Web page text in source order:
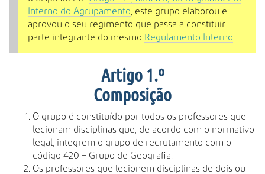
Interno do Agrupamento , este grupo elaborou e
aprovou o seu regimento que passa a constituir
parte integrante do mesmo Regulamento Interno
Artigo 1.º
Composição
O grupo é constituído por todos os professores que
lecionam disciplinas que, de acordo com o normativo
legal, integrem o grupo de recrutamento com o
código 420 – Grupo de Geografia.
Os professores que lecionem disciplinas de dois ou